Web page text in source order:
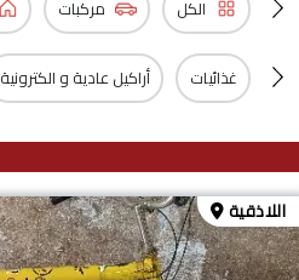
الكل مركبات
غذائيات أراكيل عادية و الكترونية
اللاذقية